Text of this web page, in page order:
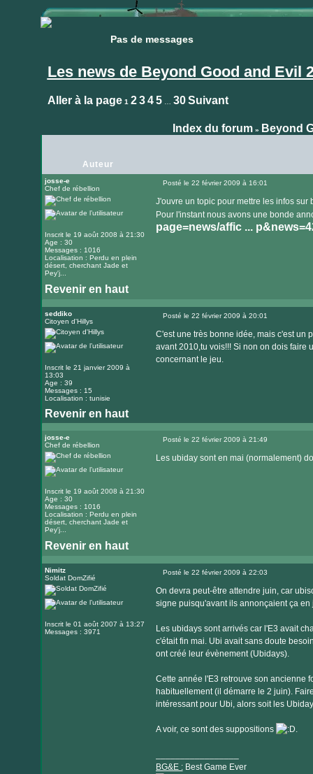
Pas de messages
Pas de messages
Les news de Beyond Good and Evil
Aller à la page 1 2 3 4 5… 30 Suivant
Index du forum» Beyond
Auteur
josse-e
Chef de rébellion
Inscrit le 19 août 2008 à 21:30
Age : 30
Messages : 1016
Localisation : Perdu en plein
désert, cherchant Jade et
Pey'j...
Posté le 22 février 2009 à 16:01
J'ouvre un topic pour mettre les infos sur
Pour l'instant nous avons une bonde
page=news/affic ...
Revenir en haut
seddiko
Citoyen d'Hillys
Inscrit le 21 janvier 2009 à
13:03
Age : 39
Messages : 15
Localisation : tunisie
Posté le 22 février 2009 à 20:01
C'est une très bonne idée, mais c'est un
avant 2010,tu vois!!! Si non on dois faire
concernant le jeu.
Revenir en haut
josse-e
Chef de rébellion
Inscrit le 19 août 2008 à 21:30
Age : 30
Messages : 1016
Localisation : Perdu en plein
désert, cherchant Jade et
Pey'j...
Posté le 22 février 2009 à 21:49
Les ubiday sont en mai (normalement)
Revenir en haut
Nimitz
Soldat DomZifié
Inscrit le 01 août 2007 à 13:27
Messages : 3971
Posté le 22 février 2009 à 22:03
On devra peut-être attendre juin, car
signe puisqu'avant ils annonçaient ça en
Les ubidays sont arrivés car l'E3 avait
c'était fin mai. Ubi avait sans doute
ont créé leur évènement (Ubidays).
Cette année l'E3 retrouve son ancienne
habituellement (il démarre le 2 juin).
intéressant pour Ubi, alors soit les
A voir, ce sont des suppositions .
BG&E :Best Game Ever